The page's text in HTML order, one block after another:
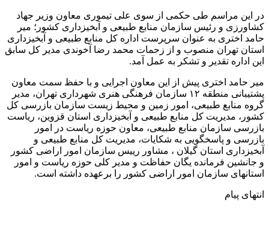
در این مراسم طی حکمی از سوی علی تیموری معاون وزیر جهاد
کشاورزی و رئیس سازمان منابع طبیعی و آبخیزداری کشور؛ میر
حامد اختری به عنوان سرپرست اداره کل منابع طبیعی و آبخیزداری
استان تهران منصوب و از زحمات محمد رضا آخوندی مدیر کل سابق
این اداره تقدیر و تشکر به عمل آمد.
میر حامد اختری پیش از این معاون اجرایی و با حفظ سمت معاون
پشتیبانی منطقه ۱۲ سازمان فرهنگی هنری شهرداری تهران، مدیر
گروه منابع طبیعی، امور زمین و محیط زیست سازمان بازرسی کل
کشور، مدیریت کل منابع طبیعی و آبخیزداری استان قزوین، ریاست
بازرسی سازمان منابع طبیعی، معاون حوزه ریاست در امور
بازرسی و پاسخگویی به شکایات، مدیریت کل منابع طبیعی و
آبخیزداری استان گیلان ، مشاور رییس سازمان امور اراضی کشور
و جانشین فرمانده یگان حفاظت و مدیر کلی حوزه ریاست و امور
استانهای سازمان امور اراضی کشور را برعهده داشته است.
انتهای پیام